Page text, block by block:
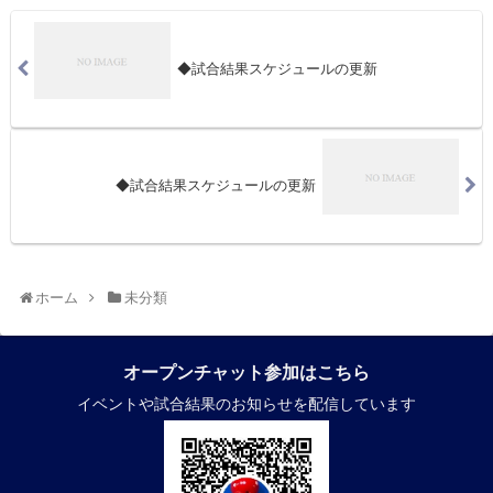
◆試合結果スケジュールの更新
◆試合結果スケジュールの更新
ホーム 未分類
オープンチャット参加はこちら
イベントや試合結果のお知らせを配信しています